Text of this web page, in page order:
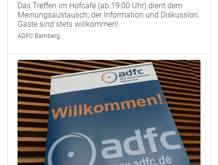
Das Treffen im Hofcafé (ab 19:00 Uhr) dient dem
Meinungsaustausch, der Information und Diskussion.
Gäste sind stets willkommen!
ADFC Bamberg